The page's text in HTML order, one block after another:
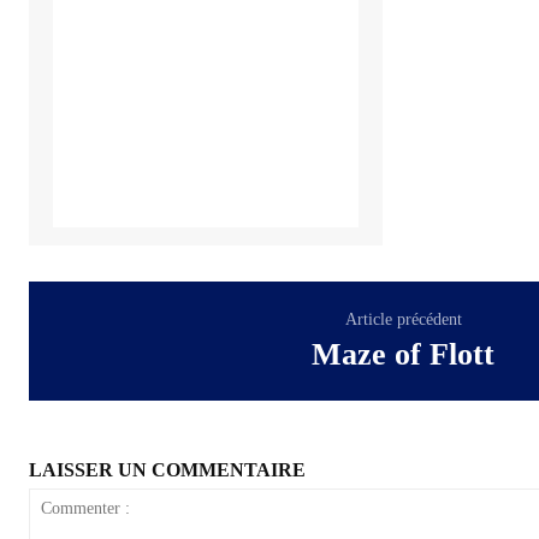
Article précédent
Maze of Flott
LAISSER UN COMMENTAIRE